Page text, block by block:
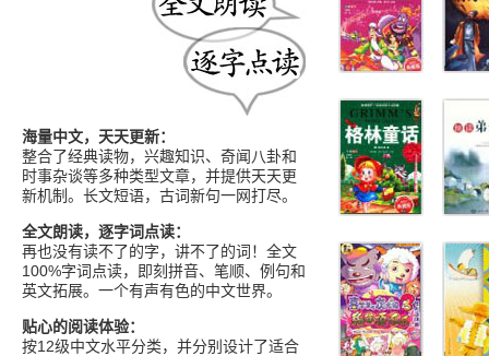
海量中文，天天更新：
整合了经典读物，兴趣知识、奇闻八卦和
时事杂谈等多种类型文章，并提供天天更
新机制。长文短语，古词新句一网打尽。
全文朗读，逐字词点读：
再也没有读不了的字，讲不了的词！全文
100%字词点读，即刻拼音、笔顺、例句和
英文拓展。一个有声有色的中文世界。
贴心的阅读体验：
按12级中文水平分类，并分别设计了适合